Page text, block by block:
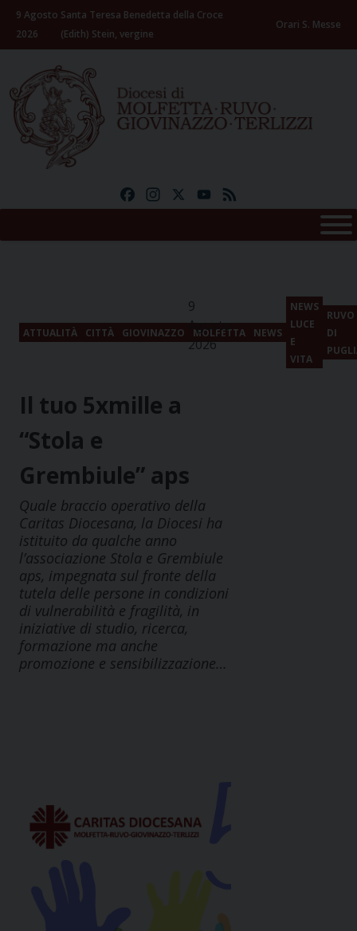
Skip
content
9 Agosto
2026
Santa Teresa Benedetta della Croce
(Edith) Stein, vergine
Orari S. Messe
FacebookInstagramYouTube
ATTUALITÀ CITTÀ GIOVINAZZO MOLFETTA NEWS
NEWS
LUCE
E
VITA
RUVO
DI
9
Agosto
2026
Il tuo 5xmille a
“Stola e
Grembiule” aps
Quale braccio operativo della
Caritas Diocesana, la Diocesi ha
istituito da qualche anno
l’associazione Stola e Grembiule
aps, impegnata sul fronte della
tutela delle persone in condizioni
di vulnerabilità e fragilità, in
iniziative di studio, ricerca,
formazione ma anche
promozione e sensibilizzazione…